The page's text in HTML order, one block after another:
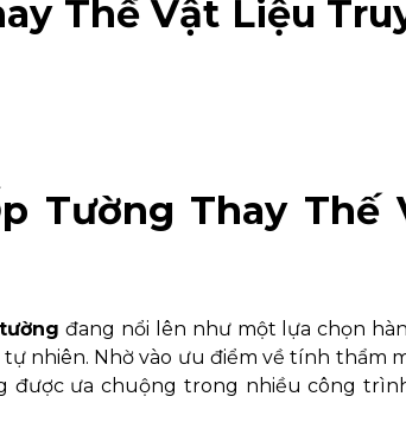
Thế Vật Liệu
Tường Thay Thế
đang nổi lên như một lựa chọn
nhiên. Nhờ vào ưu điểm về tính thẩm
được ưa chuộng trong nhiều công